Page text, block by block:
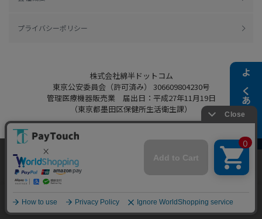
よくある質問
プライバシーポリシー
株式会社綿半ドットコム
東京公安委員会（許可済み） 306609804230号
管理医療機器販売業 届出日：平成27年11月19日
（東京都墨田区保健所生活衛生課）
Copyright 2022
Powered by Watahan Partners Co., Ltd.
当ウェブサイトでは、お客様により良いサービス
をご提供するため、クッキーを利用しています。
サイト利用を継続することにより、クッキーの使
細はこちら」をご覧ください。
同意する